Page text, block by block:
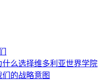
什么选择维多利亚世界学院
们的战略意图